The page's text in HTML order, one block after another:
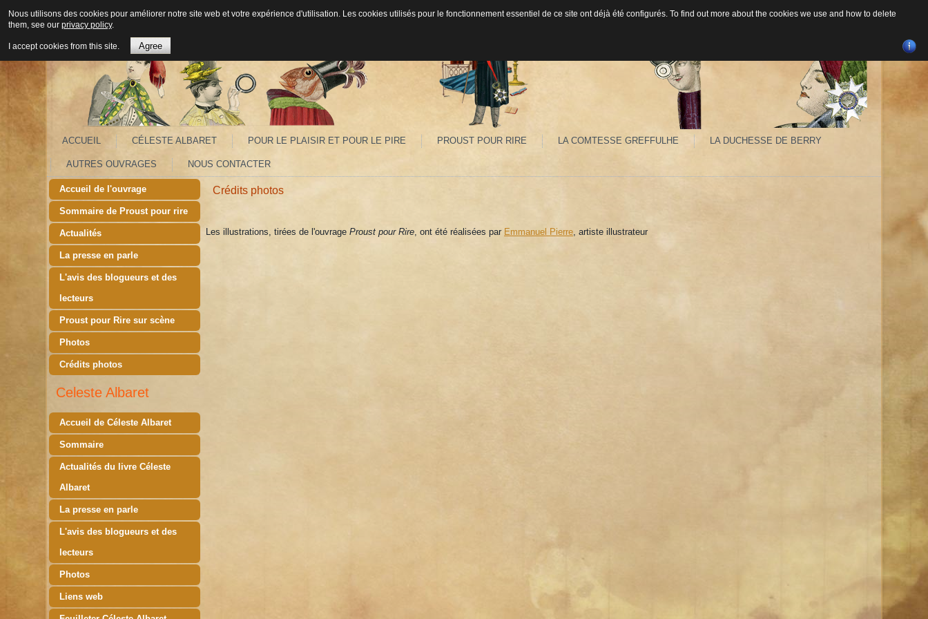
ACCUEIL CÉLESTE ALBARET POUR LE PLAISIR ET POUR LE PIRE PROUST POUR RIRE LA COMTESSE GREFFULHE LA DUCHESSE DE BERRY
AUTRES OUVRAGES NOUS CONTACTER
Accueil de l'ouvrage
Sommaire de Proust pour rire
Actualités
La presse en parle
L'avis des blogueurs et des
lecteurs
Proust pour Rire sur scène
Photos
Crédits photos
Celeste Albaret
Accueil de Céleste Albaret
Sommaire
Actualités du livre Céleste
Albaret
La presse en parle
L'avis des blogueurs et des
lecteurs
Photos
Liens web
Crédits photos
Les illustrations, tirées de l'ouvrage Proust pour Rire, ont été réalisées par Emmanuel Pierre, artiste illustrateur
Nous utilisons des cookies pour améliorer notre site web et votre expérience d'utilisation. Les cookies utilisés pour le fonctionnement essentiel de ce site ont déjà été configurés. To find out more about the cookies we use and how to delete
them, see our privacy policy.
I accept cookies from this site. Agree